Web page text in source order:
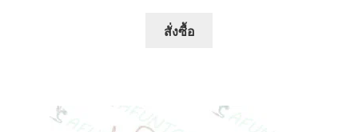
สั่งซื้อ
variants.
The